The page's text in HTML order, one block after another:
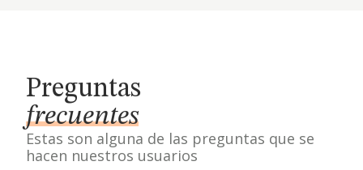
Preguntas
frecuentes
Estas son alguna de las preguntas que se
hacen nuestros usuarios